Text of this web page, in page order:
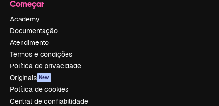
Começar
Academy
Documentação
Atendimento
Termos e condições
Política de privacidade
Originais New
Política de cookies
Central de confiabilidade